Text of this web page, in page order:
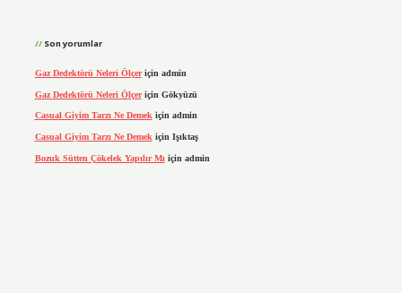
Son yorumlar
Gaz Dedektörü Neleri Ölçeriçin admin
Gaz Dedektörü Neleri Ölçeriçin Gökyüzü
Casual Giyim Tarzı Ne Demekiçin admin
Casual Giyim Tarzı Ne Demek için Işıktaş
Bozuk Sütten Çökelek Yapılır Mı için admin